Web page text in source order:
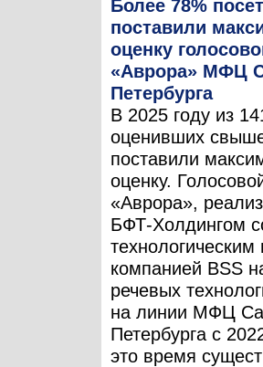
Более 78%
поставили
оценку
«Аврора» МФЦ
Петербурга
В 2025 году из
оценивших
поставили
оценку.
«Аврора»,
БФТ-Холдингом
компанией BSS
речевых
на линии МФЦ
Петербурга с
это время